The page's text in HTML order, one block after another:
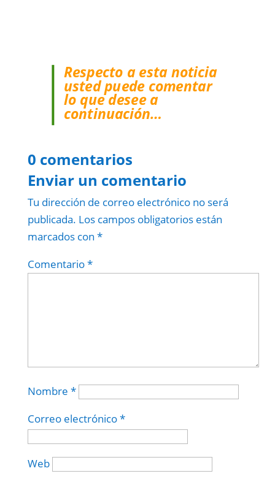
Respecto a esta noticia
usted puede comentar
lo que desee a
continuación…
0 comentarios
Enviar un comentario
Tu dirección de correo electrónico no será
publicada. Los campos obligatorios están
marcados con *
Comentario*
Nombre *
Correo electrónico*
Web